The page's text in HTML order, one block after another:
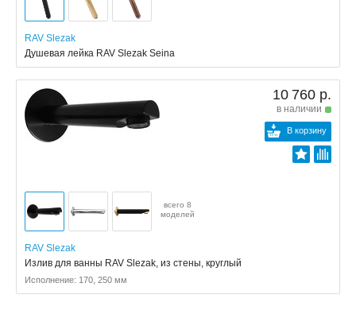
RAV Slezak
Душевая лейка RAV Slezak Seina
10 760 р.
в наличии
В корзину
всего 8
моделей
RAV Slezak
Излив для ванны RAV Slezak, из стены, круглый
Исполнение: 170, 250 мм